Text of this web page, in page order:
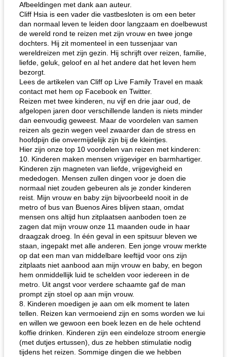
Afbeeldingen met dank aan auteur.
Cliff Hsia is een vader die vastbesloten is om een ​​beter
dan normaal leven te leiden door langzaam en doelbewust
de wereld rond te reizen met zijn vrouw en twee jonge
dochters. Hij zit momenteel in een tussenjaar van
wereldreizen met zijn gezin. Hij schrijft over reizen, familie,
liefde, geluk, geloof en al het andere dat het leven hem
bezorgt.
Lees de artikelen van Cliff op Live Family Travel en maak
contact met hem op Facebook en Twitter.
Reizen met twee kinderen, nu vijf en drie jaar oud, de
afgelopen jaren door verschillende landen is niets minder
dan eenvoudig geweest. Maar de voordelen van samen
reizen als gezin wegen veel zwaarder dan de stress en
hoofdpijn die onvermijdelijk zijn bij de kleintjes.
Hier zijn onze top 10 voordelen van reizen met kinderen:
10. Kinderen maken mensen vrijgeviger en barmhartiger.
Kinderen zijn magneten van liefde, vrijgevigheid en
mededogen. Mensen zullen dingen voor je doen die
normaal niet zouden gebeuren als je zonder kinderen
reist. Mijn vrouw en baby zijn bijvoorbeeld nooit in de
metro of bus van Buenos Aires blijven staan, omdat
mensen ons altijd hun zitplaatsen aanboden toen ze
zagen dat mijn vrouw onze 11 maanden oude in haar
draagzak droeg. In één geval in een spitsuur bleven we
staan, ingepakt met alle anderen. Een jonge vrouw merkte
op dat een man van middelbare leeftijd voor ons zijn
zitplaats niet aanbood aan mijn vrouw en baby, en begon
hem onmiddellijk luid te schelden voor iedereen in de
metro. Uit angst voor verdere schaamte gaf de man
prompt zijn stoel op aan mijn vrouw.
8. Kinderen moedigen je aan om elk moment te laten
tellen. Reizen kan vermoeiend zijn en soms worden we lui
en willen we gewoon een boek lezen en de hele ochtend
koffie drinken. Kinderen zijn een eindeloze stroom energie
(met dutjes ertussen), dus ze hebben stimulatie nodig
tijdens het reizen. Sommige dingen die we hebben